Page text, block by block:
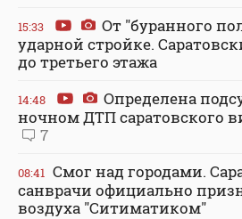
15:33
От "буранного
ударной стройке.
до третьего этажа
14:48
Определена
ночном ДТП саратовского
7
08:41 Смог над городами.
санврачи официально
воздуха "Ситиматиком"